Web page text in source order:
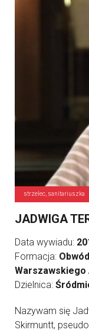
strzelec, sanitariuszka
JADWIGA
Data wywiadu:
Formacja:
Warszawskiego
Dzielnica:
Nazywam się
Skirmuntt,